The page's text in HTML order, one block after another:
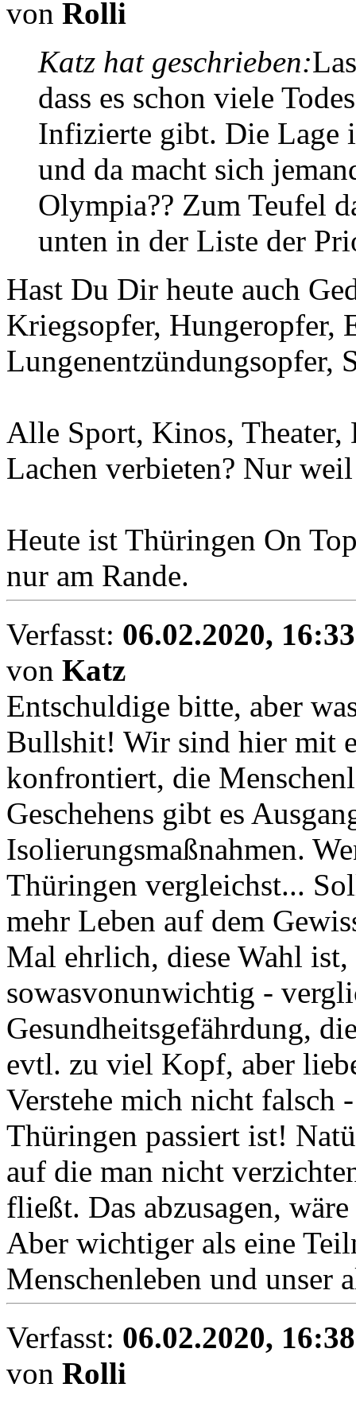
von Rolli
Katz hat geschrieben:
dass es schon viele
Infizierte gibt. Die Lage
und da macht sich
Olympia?? Zum Teufel
unten in der Liste der
Hast Du Dir heute auch
Kriegsopfer, Hungeropfer,
Lungenentzündungsopfer,
Alle Sport, Kinos, Theater,
Lachen verbieten? Nur
Heute ist Thüringen On
nur am Rande.
Verfasst: 06.02.2020, 16:33
von Katz
Entschuldige bitte, aber
Bullshit! Wir sind hier mit
konfrontiert, die
Geschehens gibt es
Isolierungsmaßnahmen.
Thüringen vergleichst...
mehr Leben auf dem
Mal ehrlich, diese Wahl
sowasvonunwichtig -
Gesundheitsgefährdung,
evtl. zu viel Kopf, aber
Verstehe mich nicht falsch
Thüringen passiert ist!
auf die man nicht
fließt. Das abzusagen,
Aber wichtiger als eine
Menschenleben und unser
Verfasst: 06.02.2020, 16:38
von Rolli